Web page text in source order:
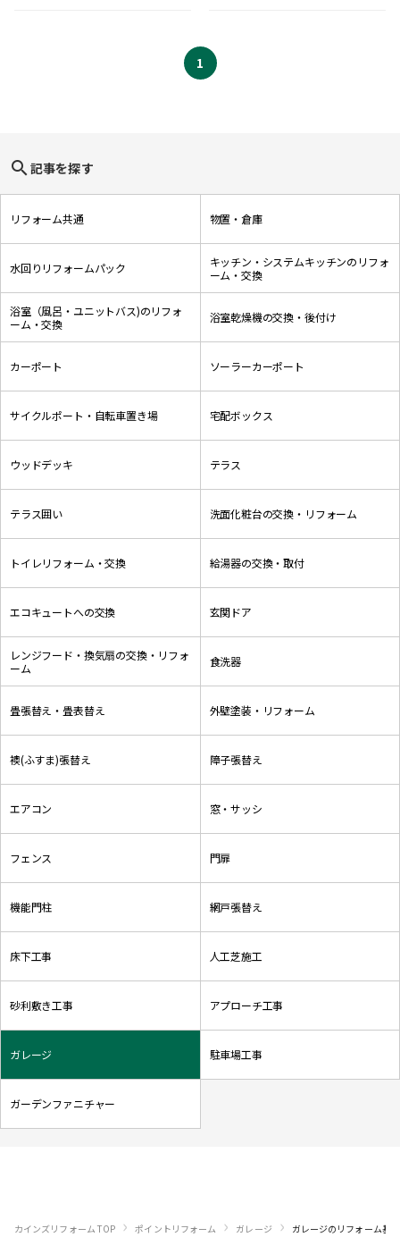
1
search 記事を探す
リフォーム共通 物置・倉庫
水回りリフォームパック
キッチン・システムキッチンのリフォ
ーム・交換
浴室（風呂・ユニットバス)のリフォ
ーム・交換
浴室乾燥機の交換・後付け
カーポート ソーラーカーポート
サイクルポート・自転車置き場 宅配ボックス
ウッドデッキ テラス
テラス囲い 洗面化粧台の交換・リフォーム
トイレリフォーム・交換 給湯器の交換・取付
エコキュートへの交換 玄関ドア
レンジフード・換気扇の交換・リフォ
ーム
食洗器
畳張替え・畳表替え 外壁塗装・リフォーム
襖(ふすま)張替え 障子張替え
エアコン 窓・サッシ
フェンス 門扉
機能門柱 網戸張替え
床下工事 人工芝施工
砂利敷き工事 アプローチ工事
ガレージ 駐車場工事
ガーデンファニチャー
カインズリフォーム TOP › ポイントリフォーム › ガレージ › ガレージのリフォーム基